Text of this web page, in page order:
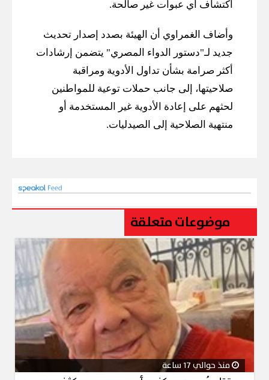
اكتشاف أي عبوات غير صالحة.
وأضاف الغمراوي أن الهيئة بصدد إصدار تحديث
جديد لـ"دستور الدواء المصري" يتضمن إرشادات
أكثر صرامة بشأن تداول الأدوية ومراقبة
صلاحيتها، إلى جانب حملات توعية للمواطنين
لحثهم على إعادة الأدوية غير المستخدمة أو
منتهية الصلاحية إلى الصيدليات.
موضوعات متعلقة
منذ حوالي 17 ساعة